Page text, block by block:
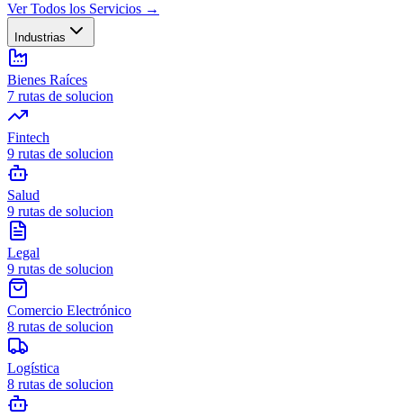
Ver Todos los Servicios →
Industrias
Bienes Raíces
7 rutas de solucion
Fintech
9 rutas de solucion
Salud
9 rutas de solucion
Legal
9 rutas de solucion
Comercio Electrónico
8 rutas de solucion
Logística
8 rutas de solucion